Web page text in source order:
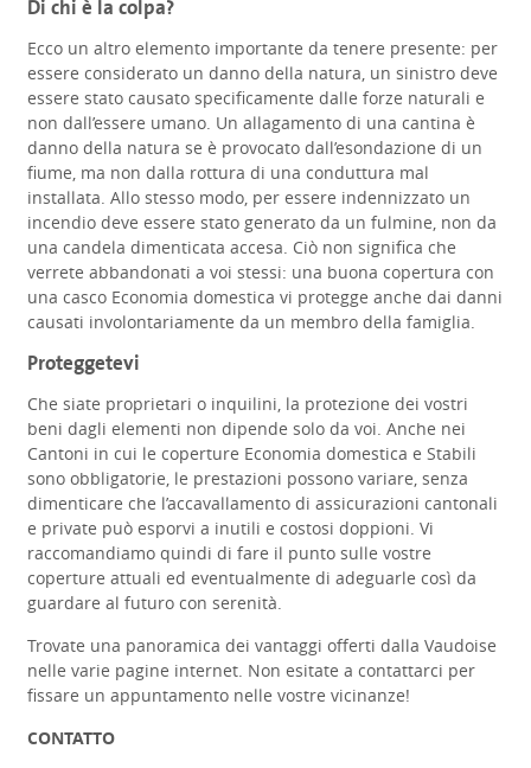
Di chi è la colpa?
Ecco un altro elemento importante da tenere presente: per
essere considerato un danno della natura, un sinistro deve
essere stato causato specificamente dalle forze naturali e
non dall’essere umano. Un allagamento di una cantina è
danno della natura se è provocato dall’esondazione di un
fiume, ma non dalla rottura di una conduttura mal
installata. Allo stesso modo, per essere indennizzato un
incendio deve essere stato generato da un fulmine, non da
una candela dimenticata accesa. Ciò non significa che
verrete abbandonati a voi stessi: una buona copertura con
una casco Economia domestica vi protegge anche dai danni
causati involontariamente da un membro della famiglia.
Proteggetevi
Che siate proprietari o inquilini, la protezione dei vostri
beni dagli elementi non dipende solo da voi. Anche nei
Cantoni in cui le coperture Economia domestica e Stabili
sono obbligatorie, le prestazioni possono variare, senza
dimenticare che l’accavallamento di assicurazioni cantonali
e private può esporvi a inutili e costosi doppioni. Vi
raccomandiamo quindi di fare il punto sulle vostre
coperture attuali ed eventualmente di adeguarle così da
guardare al futuro con serenità.
Trovate una panoramica dei vantaggi offerti dalla Vaudoise
nelle varie pagine internet. Non esitate a contattarci per
fissare un appuntamento nelle vostre vicinanze!
CONTATTO